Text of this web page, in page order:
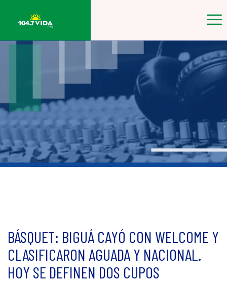
BÁSQUET: BIGUÁ CAYÓ CON WELCOME Y
CLASIFICARON AGUADA Y NACIONAL.
HOY SE DEFINEN DOS CUPOS